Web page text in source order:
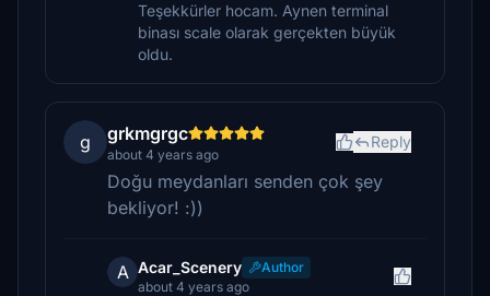
Teşekkürler hocam. Aynen terminal
binası scale olarak gerçekten büyük
oldu.
g grkmgrgc
about 4 years ago
Reply
Doğu meydanları senden çok şey
bekliyor! :))
A Acar_Scenery
Author
about 4 years ago